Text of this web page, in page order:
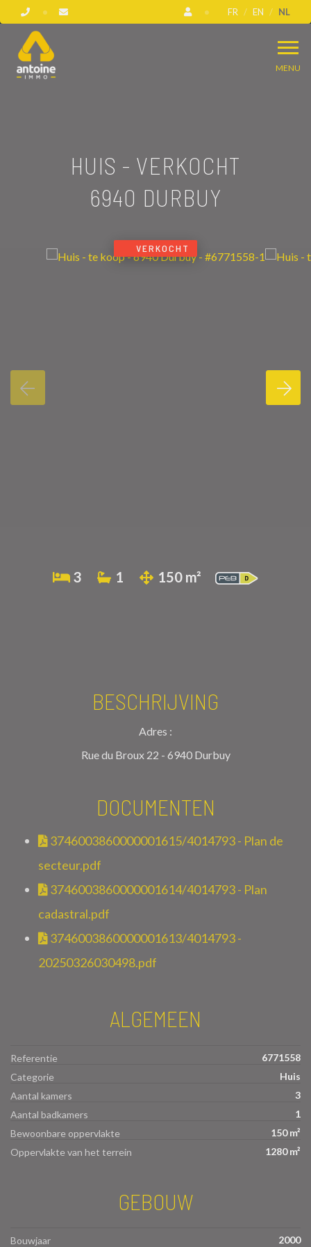
FR EN NL
MENU
HUIS - VERKOCHT
6940 DURBUY
VERKOCHT
3 1 150 m²
BESCHRIJVING
Adres :
Rue du Broux 22 - 6940 Durbuy
DOCUMENTEN
3746003860000001615/4014793 - Plan de
secteur.pdf
3746003860000001614/4014793 - Plan
cadastral.pdf
3746003860000001613/4014793 -
20250326030498.pdf
ALGEMEEN
Referentie
6771558
Categorie
Huis
Aantal kamers
3
Aantal badkamers
1
Bewoonbare oppervlakte
150 m²
Oppervlakte van het terrein
1280 m²
GEBOUW
Bouwjaar 2000